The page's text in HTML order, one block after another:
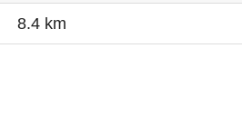
8.4 km